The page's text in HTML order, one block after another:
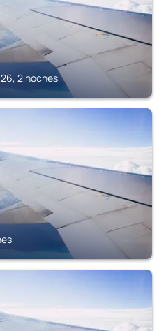
2 noches